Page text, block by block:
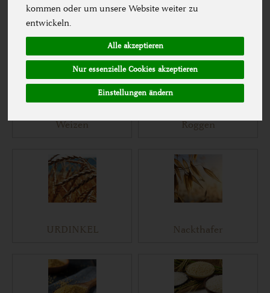
kommen oder um unsere Website weiter zu
entwickeln.
Alle akzeptieren
Nur essenzielle Cookies akzeptieren
Einstellungen ändern
Weizen Roggen
URDINKEL Nackthafer